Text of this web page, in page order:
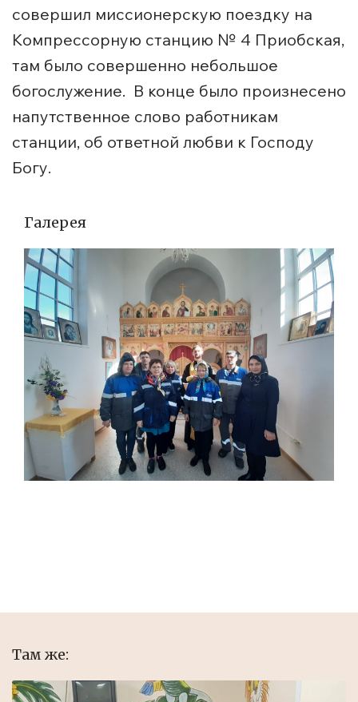
совершил миссионерскую поездку на
Компрессорную станцию № 4 Приобская,
там было совершенно небольшое
богослужение. В конце было произнесено
напутственное слово работникам
станции, об ответной любви к Господу
Богу.
Галерея
Там же: